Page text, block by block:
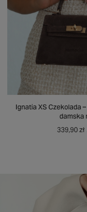
Ignatia XS Czekolada
damska
339,90 zł